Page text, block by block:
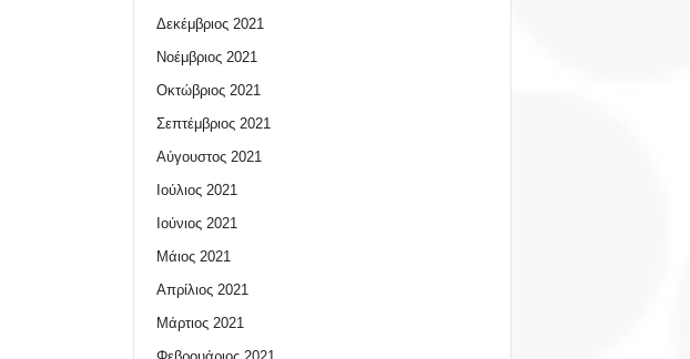
Δεκέμβριος 2021
Νοέμβριος 2021
Οκτώβριος 2021
Σεπτέμβριος 2021
Αύγουστος 2021
Ιούλιος 2021
Ιούνιος 2021
Μάιος 2021
Απρίλιος 2021
Μάρτιος 2021